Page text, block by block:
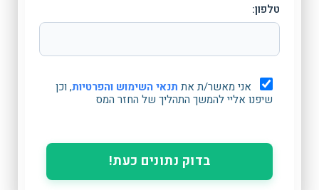
טלפון:
אני מאשר/ת אתתנאי השימוש והפרטיות, וכן
שיפנו אליי להמשך התהליך של החזר המס
בדוק נתונים כעת!